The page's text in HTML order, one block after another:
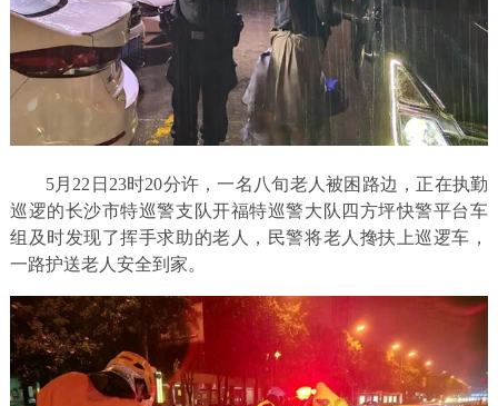
5月22日23时20分许，一名八旬老人被困路边，正在执勤
巡逻的长沙市特巡警支队开福特巡警大队四方坪快警平台车
组及时发现了挥手求助的老人，民警将老人搀扶上巡逻车，
一路护送老人安全到家。